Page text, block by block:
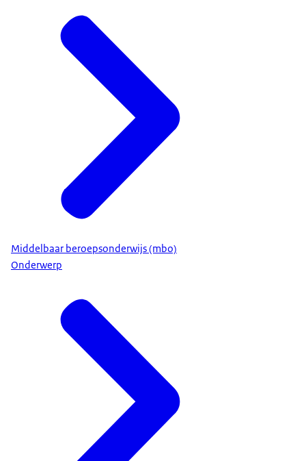
Middelbaar beroepsonderwijs (mbo)
Onderwerp